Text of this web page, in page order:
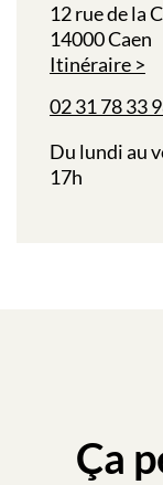
12 rue de la
14000 Caen
Itinéraire
02 31 78 33
Du lundi au
17h
Ça